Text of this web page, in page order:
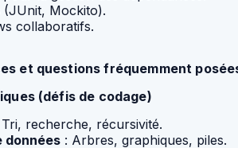
(JUnit, Mockito).
collaboratifs.
et questions fréquemment
(défis de codage)
Tri, recherche, récursivité.
données : Arbres, graphiques, piles.